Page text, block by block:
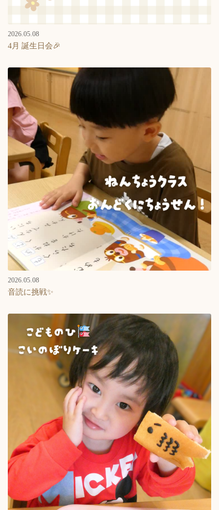
2026.05.08
4月 誕生日会🎉
2026.05.08
音読に挑戦✨